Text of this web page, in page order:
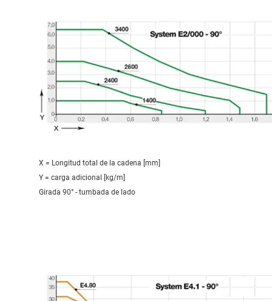
X = Longitud total de la cadena [mm]
Y = carga adicional [kg/m]
Girada 90° - tumbada de lado